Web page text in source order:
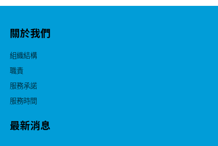
關於我們
組織結構
職責
服務承諾
服務時間
最新消息